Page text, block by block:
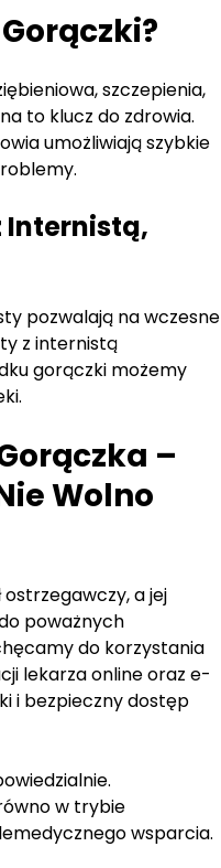
szczepienia,
to klucz do zdrowia.
umożliwiają szybkie
Internistą,
pozwalają na wczesne
z internistą
gorączki możemy
–
Wolno
a jej
poważnych
do korzystania
lekarza online oraz e-
i bezpieczny dostęp
w trybie
wsparcia.